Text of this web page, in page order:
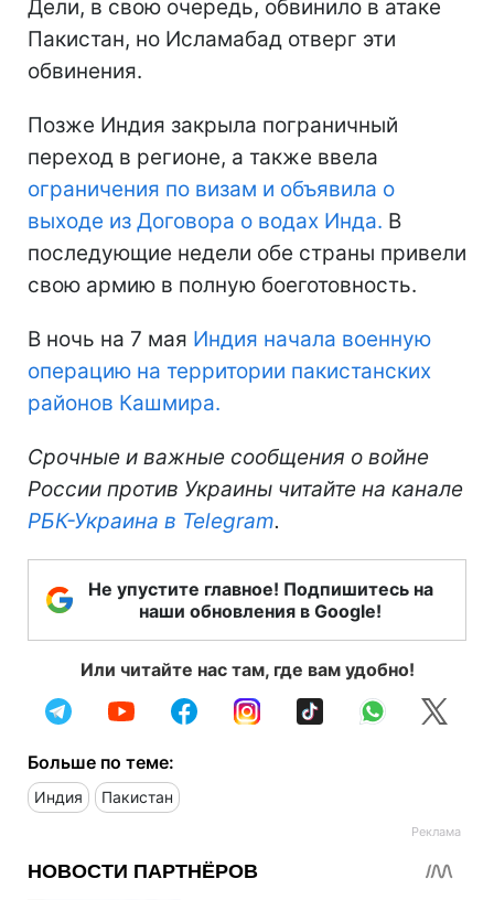
Дели, в свою очередь, обвинило в атаке
Пакистан, но Исламабад отверг эти
обвинения.
Позже Индия закрыла пограничный
переход в регионе, а также ввела
ограничения по визам и объявила о
выходе из Договора о водах Инда. В
последующие недели обе страны привели
свою армию в полную боеготовность.
В ночь на 7 мая Индия начала военную
операцию на территории пакистанских
районов Кашмира.
Срочные и важные сообщения о войне
России против Украины читайте на канале
РБК-Украина в Telegram.
Не упустите главное! Подпишитесь на
наши обновления в Google!
Или читайте нас там, где вам удобно!
Больше по теме:
Индия Пакистан